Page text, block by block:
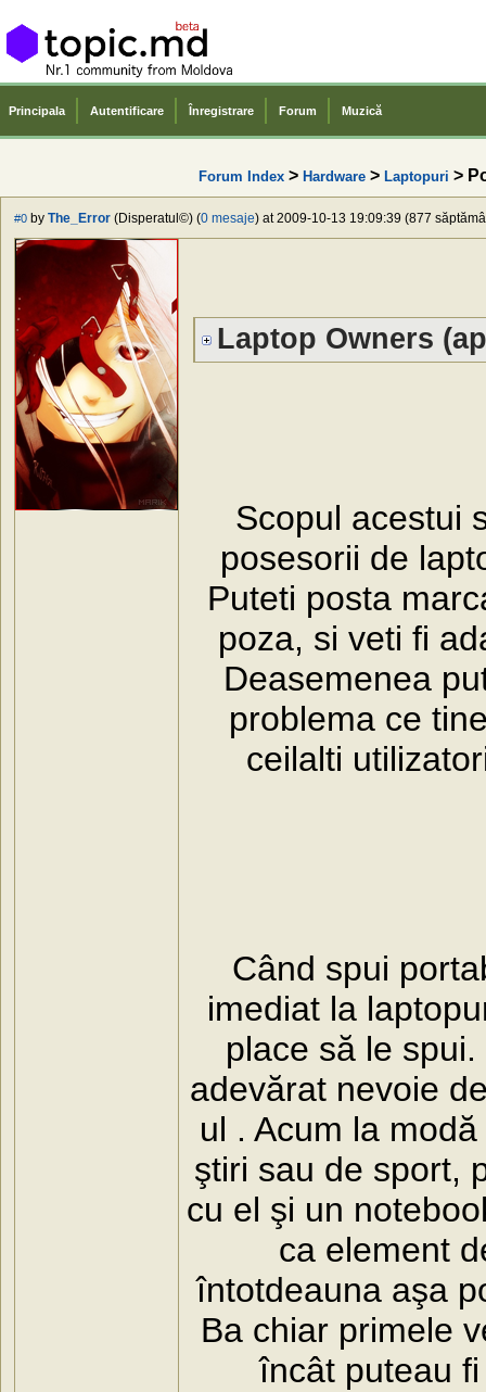
Principala Autentificare Înregistrare Forum Muzică
Forum Index> Hardware> Laptopuri >
#0 by The_Error (Disperatul©) (0 mesaje) at 2009-10-13 19:09:39 (877
Laptop Owners
Scopul acestui
posesorii de
Puteti posta
poza, si veti fi
Deasemenea
problema ce
ceilalti
Când spui
imediat la
place să le
adevărat nevoie
ul . Acum la
ştiri sau de sport,
cu el şi un
ca element
întotdeauna aşa
Ba chiar primele
încât puteau